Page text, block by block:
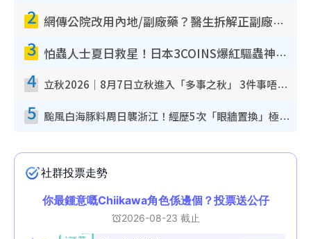
2 網傳公院改用內地/副廠藥？醫生拆解正副廠分別 揭4類人換藥隨時出事
3 怕蟲人士夏日救星！日本3COINS爆紅驅蟲神器$45起 1招「全程免觸碰」輕鬆搞定小強
4 立秋2026｜8月7日立秋進入「多事之秋」 3件事唔做得！專家教6招開運 清枱頭／銀包納氣接好運
5 颱風白海豚料周日襲浙江！經歷5次「眼牆置換」極罕見 成登陸內地最長途颱風